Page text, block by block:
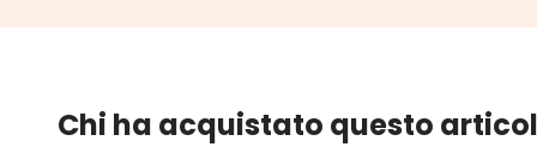
Chi ha acquistato questo